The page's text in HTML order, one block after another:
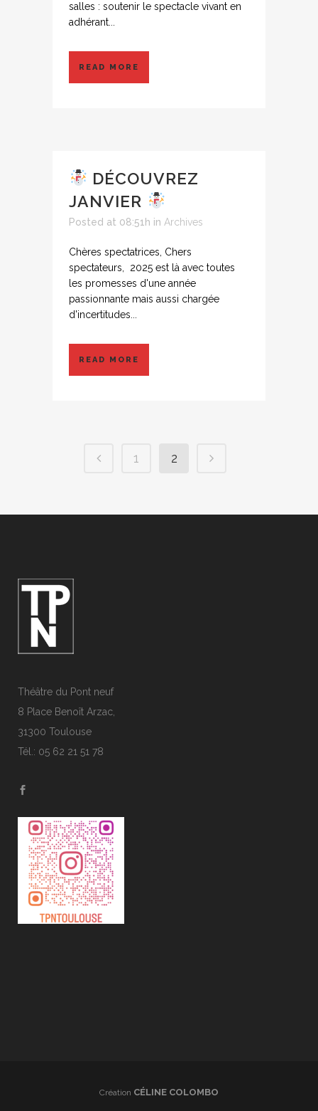
salles : soutenir le spectacle vivant en
adhérant...
READ MORE
DÉCOUVREZ
JANVIER
Posted at 08:51h in Archives
Chères spectatrices, Chers
spectateurs, 2025 est là avec toutes
les promesses d'une année
passionnante mais aussi chargée
d'incertitudes...
READ MORE
1 2
Théâtre du Pont neuf
8 Place Benoît Arzac,
31300 Toulouse
Tél.: 05 62 21 51 78
Création CÉLINE COLOMBO